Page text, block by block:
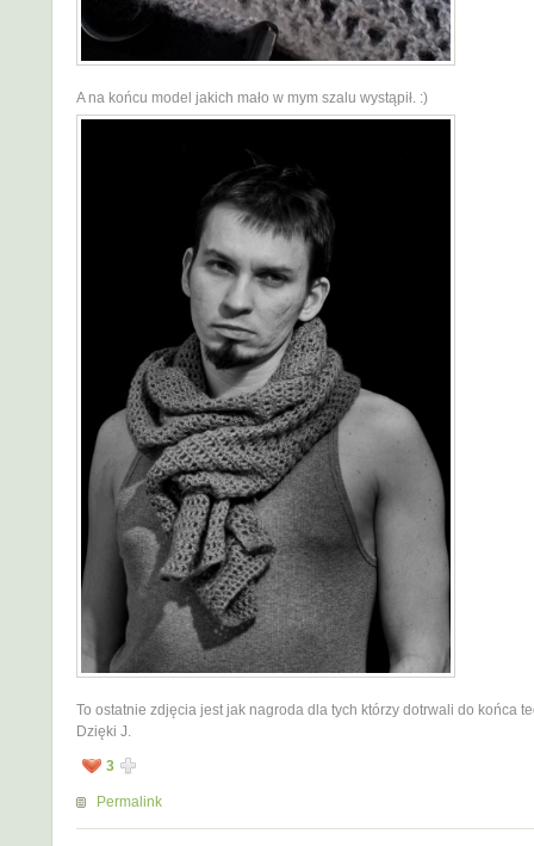
A na końcu model jakich mało w mym szalu wystąpił. :)
To ostatnie zdjęcia jest jak nagroda dla tych którzy dotrwali do końca
Dzięki J.
3
Permalink